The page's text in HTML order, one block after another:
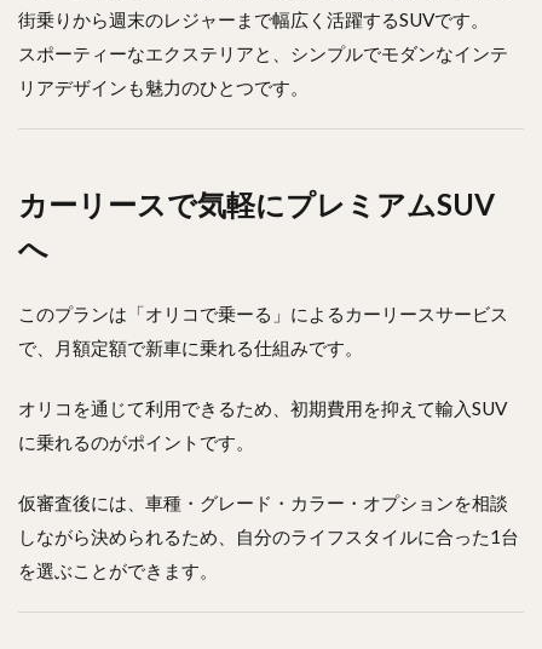
街乗りから週末のレジャーまで幅広く活躍するSUVです。
スポーティーなエクステリアと、シンプルでモダンなインテ
リアデザインも魅力のひとつです。
カーリースで気軽にプレミアムSUV
へ
このプランは「オリコで乗ーる」によるカーリースサービス
で、月額定額で新車に乗れる仕組みです。
オリコを通じて利用できるため、初期費用を抑えて輸入SUV
に乗れるのがポイントです。
仮審査後には、車種・グレード・カラー・オプションを相談
しながら決められるため、自分のライフスタイルに合った1台
を選ぶことができます。